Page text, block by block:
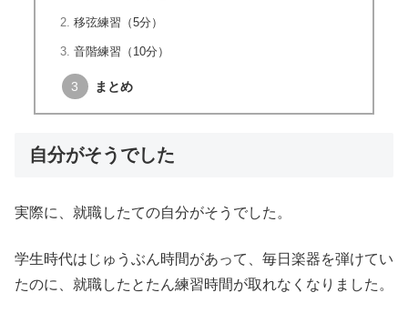
移弦練習（5分）
音階練習（10分）
まとめ
自分がそうでした
実際に、就職したての自分がそうでした。
学生時代はじゅうぶん時間があって、毎日楽器を弾けてい
たのに、就職したとたん練習時間が取れなくなりました。